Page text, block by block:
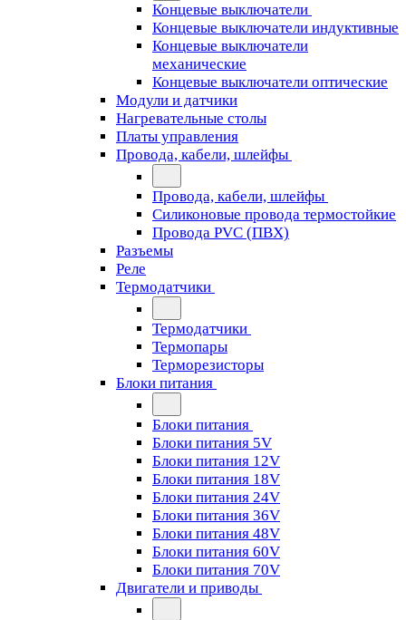
Концевые выключатели
Концевые выключатели индуктивные
Концевые выключатели
механические
Концевые выключатели оптические
Модули и датчики
Нагревательные столы
Платы управления
Провода, кабели, шлейфы
Провода, кабели, шлейфы
Силиконовые провода термостойкие
Провода PVC (ПВХ)
Разъемы
Реле
Термодатчики
Термодатчики
Термопары
Терморезисторы
Блоки питания
Блоки питания
Блоки питания 5V
Блоки питания 12V
Блоки питания 18V
Блоки питания 24V
Блоки питания 36V
Блоки питания 48V
Блоки питания 60V
Блоки питания 70V
Двигатели и приводы